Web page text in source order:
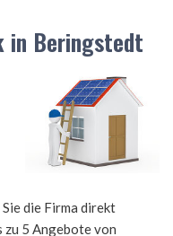
in Beringstedt
die Firma direkt
zu 5 Angebote von